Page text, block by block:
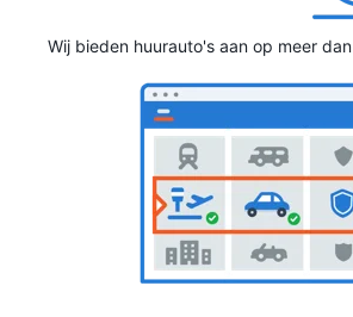
Wij bieden huurauto's aan op meer dan